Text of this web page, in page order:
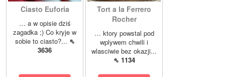
Ciasto Euforia
… a w opisie dziś
zagadka ;) Co kryje w
sobie to ciasto?... ⇖
3636
Tort a la Ferrero
Rocher
… ktory powstal pod
wplywem chwili i
wlasciwie bez okazji...
⇖ 1134